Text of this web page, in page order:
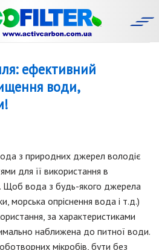
ефективний
води,
з природних джерел володіє
для її використання в
Щоб вода з будь-якого джерела
морська опріснення вода і т.д.)
за характеристиками
наближена до питної води.
мікробів, бути без